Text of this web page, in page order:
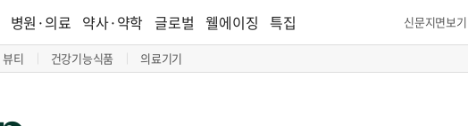
뷰티 건강기능식품 의료기기
병원·의료 약사·약학 글로벌 웰에이징 특집 신문지면보기